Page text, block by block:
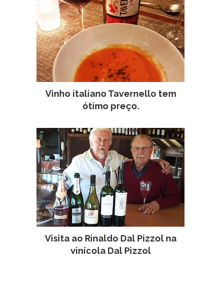
Vinho italiano Tavernello tem
ótimo preço.
Visita ao Rinaldo Dal Pizzol na
vinícola Dal Pizzol